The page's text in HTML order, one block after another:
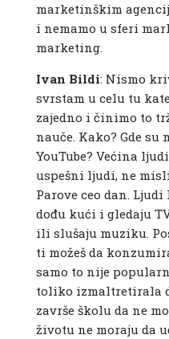
marketinškim
i nemamo u sferi
marketing.
Ivan Bildi: Nismo
svrstam u celu tu
zajedno i činimo to
nauče. Kako? Gde su
YouTube? Većina
uspešni ljudi, ne
Parove ceo dan.
dođu kući i gledaju
ili slušaju muziku.
ti možeš da
samo to nije
toliko izmaltretirala
završe školu da ne
životu ne moraju da